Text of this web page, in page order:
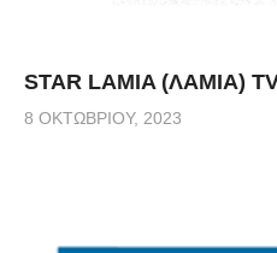
STAR LAMIA (ΛΑΜΙΑ)
8 ΟΚΤΩΒΡΊΟΥ, 2023